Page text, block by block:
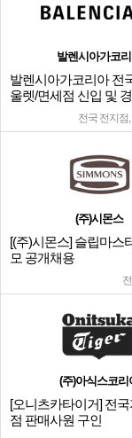
발렌시아가코
발렌시아가코리아 전
울렛/면세점 신입 및
전국 전지점
(주)시몬스
[(주)시몬스] 슬립마스
모 공개채용
(주)아식스코리
[오니츠카타이거] 전
점 판매사원 구인